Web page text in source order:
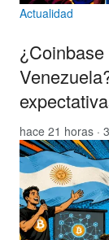
Actualidad
hace 21 horas ·